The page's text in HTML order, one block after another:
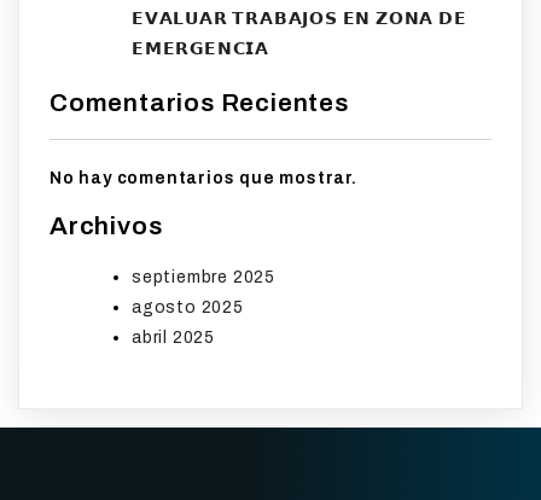
𝗘𝗩𝗔𝗟𝗨𝗔𝗥 𝗧𝗥𝗔𝗕𝗔𝗝𝗢𝗦 𝗘𝗡 𝗭𝗢𝗡𝗔 𝗗𝗘
𝗘𝗠𝗘𝗥𝗚𝗘𝗡𝗖𝗜𝗔
Comentarios Recientes
No hay comentarios que mostrar.
Archivos
septiembre 2025
agosto 2025
abril 2025